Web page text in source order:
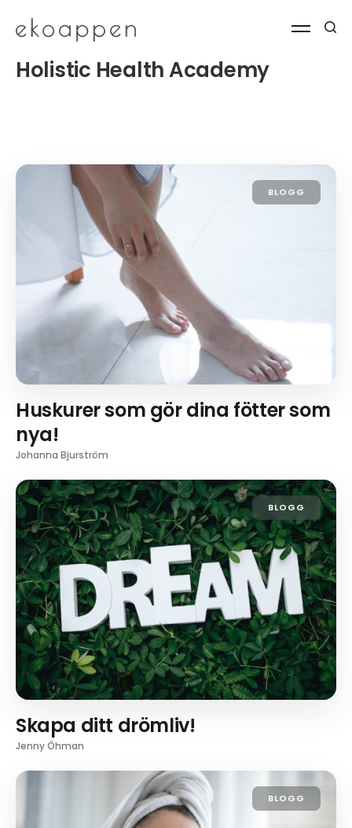
Holistic Health Academy
BLOGG
Huskurer som gör dina fötter som
nya!
Johanna Bjurström
BLOGG
Skapa ditt drömliv!
Jenny Öhman
BLOGG